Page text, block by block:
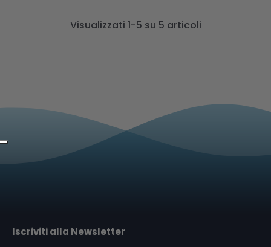
Visualizzati 1-5 su 5 articoli
Iscriviti alla Newsletter